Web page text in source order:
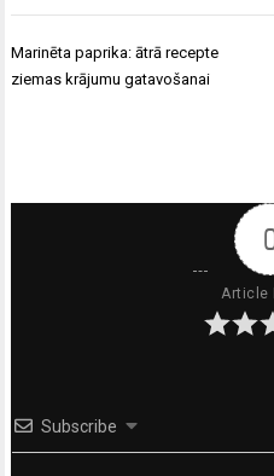
Ziņu
izvēlne
Marinēta paprika: ātrā recepte
ziemas krājumu gatavošanai
Article
Subscribe